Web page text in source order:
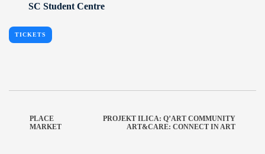
SC Student Centre
TICKETS
PLACE
MARKET
PROJEKT ILICA: Q’ART COMMUNITY
ART&CARE: CONNECT IN ART